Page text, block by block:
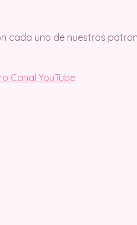
cada uno de nuestros
Canal YouTube